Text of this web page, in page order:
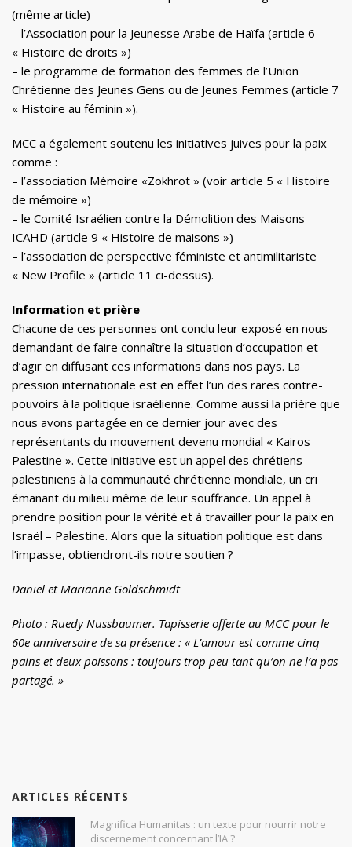
(même article)
– l’Association pour la Jeunesse Arabe de Haïfa (article 6
« Histoire de droits »)
– le programme de formation des femmes de l’Union
Chrétienne des Jeunes Gens ou de Jeunes Femmes (article 7
« Histoire au féminin »).
MCC a également soutenu les initiatives juives pour la paix
comme :
– l’association Mémoire «Zokhrot » (voir article 5 « Histoire
de mémoire »)
– le Comité Israélien contre la Démolition des Maisons
ICAHD (article 9 « Histoire de maisons »)
– l’association de perspective féministe et antimilitariste
« New Profile » (article 11 ci-dessus).
Information et prière
Chacune de ces personnes ont conclu leur exposé en nous
demandant de faire connaître la situation d’occupation et
d’agir en diffusant ces informations dans nos pays. La
pression internationale est en effet l’un des rares contre-
pouvoirs à la politique israélienne. Comme aussi la prière que
nous avons partagée en ce dernier jour avec des
représentants du mouvement devenu mondial « Kairos
Palestine ». Cette initiative est un appel des chrétiens
palestiniens à la communauté chrétienne mondiale, un cri
émanant du milieu même de leur souffrance. Un appel à
prendre position pour la vérité et à travailler pour la paix en
Israël – Palestine. Alors que la situation politique est dans
l’impasse, obtiendront-ils notre soutien ?
Daniel et Marianne Goldschmidt
Photo : Ruedy Nussbaumer. Tapisserie offerte au MCC pour le
60e anniversaire de sa présence : « L’amour est comme cinq
pains et deux poissons : toujours trop peu tant qu’on ne l’a pas
partagé. »
ARTICLES RÉCENTS
Magnifica Humanitas : un texte pour nourrir notre
discernement concernant l’IA ?